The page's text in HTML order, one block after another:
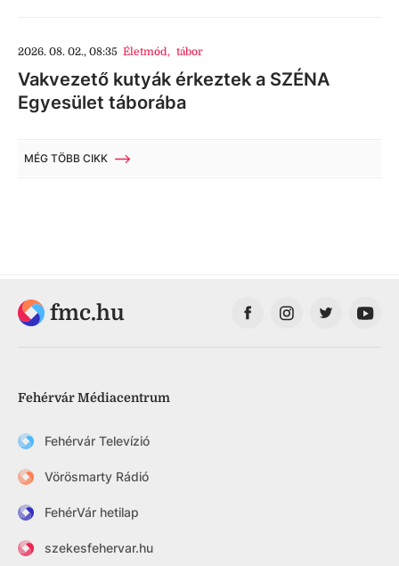
2026. 08. 02., 08:35 Életmód, tábor
Vakvezető kutyák érkeztek a SZÉNA
Egyesület táborába
MÉG TÖBB CIKK
fmc.hu
Fehérvár Médiacentrum
Fehérvár Televízió
Vörösmarty Rádió
FehérVár hetilap
szekesfehervar.hu